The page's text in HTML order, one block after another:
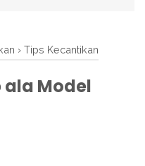
› Tips Kecantikan
ala Model